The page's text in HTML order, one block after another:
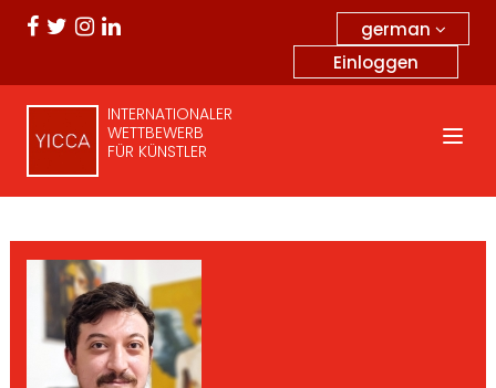
german
Einloggen
INTERNATIONALER
WETTBEWERB
FÜR KÜNSTLER